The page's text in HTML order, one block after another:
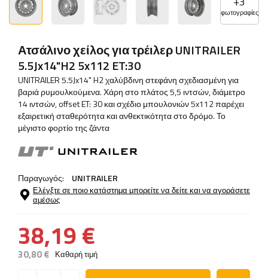
φωτογραφίες
Ατσάλινο χείλος για τρέιλερ UNITRAILER
5.5Jx14"H2 5x112 ET:30
UNITRAILER 5.5Jx14" H2 χαλύβδινη στεφάνη σχεδιασμένη για
βαριά ρυμουλκούμενα. Χάρη στο πλάτος 5,5 ιντσών, διάμετρο
14 ιντσών, offset ET: 30 και σχέδιο μπουλονιών 5x112 παρέχει
εξαιρετική σταθερότητα και ανθεκτικότητα στο δρόμο. Το
μέγιστο φορτίο της ζάντα
Παραγωγός: UNITRAILER
Ελέγξτε σε ποιο κατάστημα μπορείτε να δείτε και να αγοράσετε
αμέσως
38,19 €
30,80 € Καθαρή τιμή